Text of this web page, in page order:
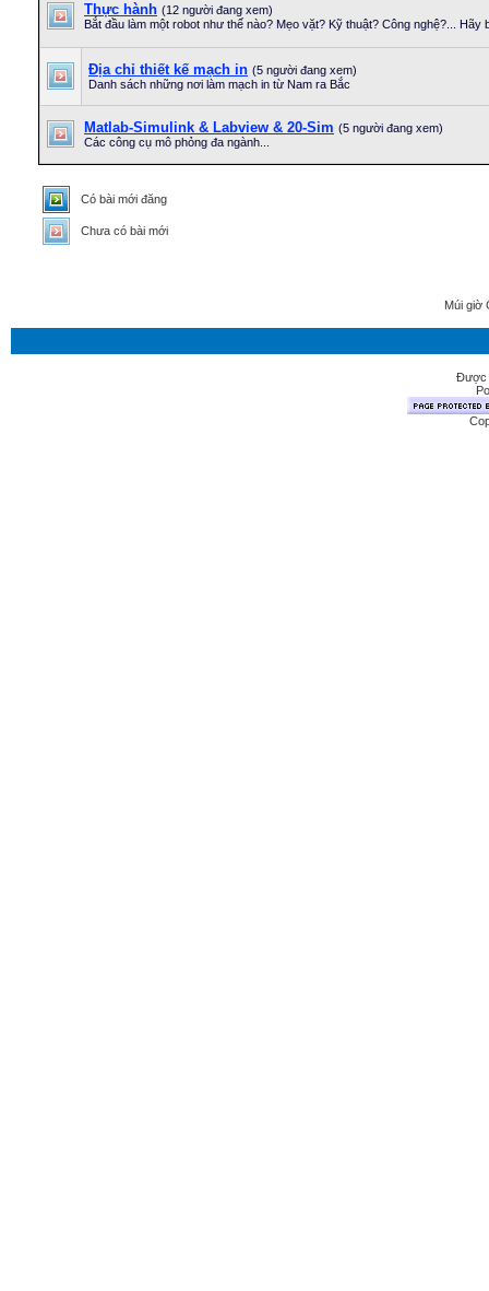
Thực hành (12 người đang xem)
Bắt đầu làm một robot như thế nào? Mẹo vặt? Kỹ thuật? Công nghệ?... Hãy
Địa chỉ thiết kế mạch in (5 người đang xem)
Danh sách những nơi làm mạch in từ Nam ra Bắc
Matlab-Simulink & Labview & 20-Sim (5 người đang xem)
Các công cụ mô phỏng đa ngành...
Có bài mới đăng
Chưa có bài mới
Múi giờ
Được